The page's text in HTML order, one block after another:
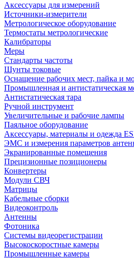
Аксессуары для измерений
Источники-измерители
Метрологическое оборудование
Термостаты метрологические
Калибраторы
Меры
Стандарты частоты
Шунты токовые
Оснащение рабочих мест, пайка и
Промышленная и антистатическая
Антистатическая тара
Ручной инструмент
Увеличительные и рабочие лампы
Паяльное оборудование
Аксессуары, материалы и одежда
ЭМС и измерения параметров
Экранированные помещения
Прецизионные позиционеры
Конвертеры
Модули СВЧ
Матрицы
Кабельные сборки
Видеоконтроль
Антенны
Фотоника
Cистемы видеорегистрации
Высокоскоростные камеры
Промышленные камеры